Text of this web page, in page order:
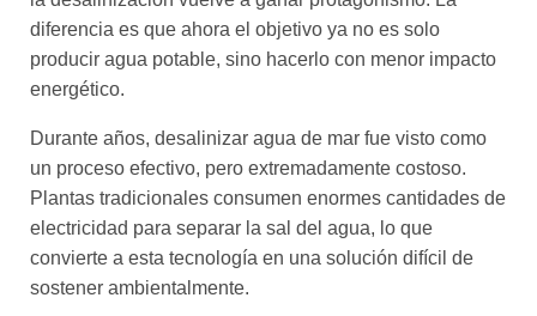
diferencia es que ahora el objetivo ya no es solo
producir agua potable, sino hacerlo con menor impacto
energético.
Durante años, desalinizar agua de mar fue visto como
un proceso efectivo, pero extremadamente costoso.
Plantas tradicionales consumen enormes cantidades de
electricidad para separar la sal del agua, lo que
convierte a esta tecnología en una solución difícil de
sostener ambientalmente.